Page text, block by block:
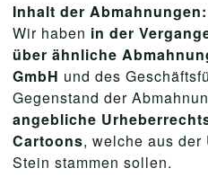
Inhalt der Abmahnungen:
Wir haben in der
über ähnliche
GmbH und des
Gegenstand der
angebliche
Cartoons, welche aus der
Stein stammen sollen.